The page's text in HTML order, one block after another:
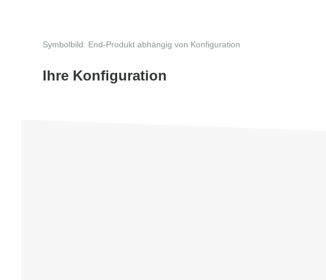
Symbolbild: End-Produkt abhängig von Konfiguration
Ihre Konfiguration